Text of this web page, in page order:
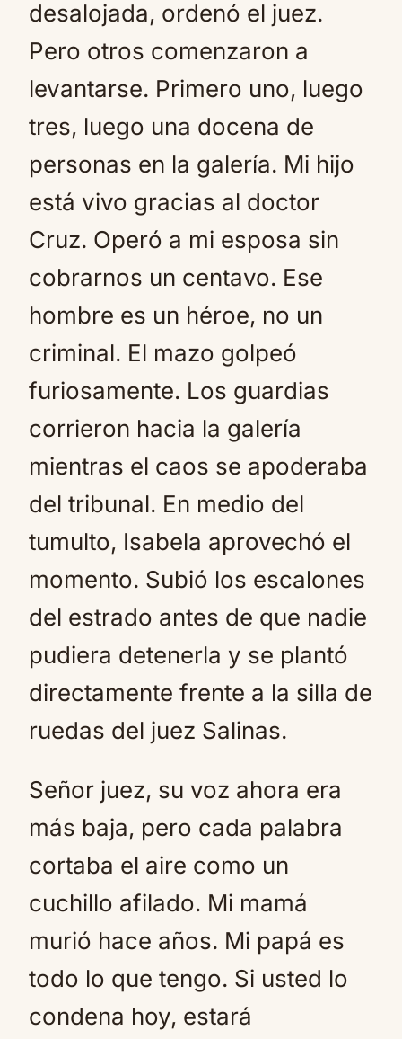
desalojada, ordenó el juez.
Pero otros comenzaron a
levantarse. Primero uno, luego
tres, luego una docena de
personas en la galería. Mi hijo
está vivo gracias al doctor
Cruz. Operó a mi esposa sin
cobrarnos un centavo. Ese
hombre es un héroe, no un
criminal. El mazo golpeó
furiosamente. Los guardias
corrieron hacia la galería
mientras el caos se apoderaba
del tribunal. En medio del
tumulto, Isabela aprovechó el
momento. Subió los escalones
del estrado antes de que nadie
pudiera detenerla y se plantó
directamente frente a la silla de
ruedas del juez Salinas.
Señor juez, su voz ahora era
más baja, pero cada palabra
cortaba el aire como un
cuchillo afilado. Mi mamá
murió hace años. Mi papá es
todo lo que tengo. Si usted lo
condena hoy, estará